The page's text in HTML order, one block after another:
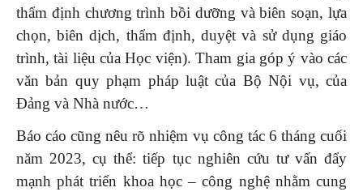
thẩm định chương trình bồi dưỡng và biên soạn, lựa
chọn, biên dịch, thẩm định, duyệt và sử dụng giáo
trình, tài liệu của Học viện). Tham gia góp ý vào các
văn bản quy phạm pháp luật của Bộ Nội vụ, của
Đảng và Nhà nước…
Báo cáo cũng nêu rõ nhiệm vụ công tác 6 tháng cuối
năm 2023, cụ thể: tiếp tục nghiên cứu tư vấn đẩy
mạnh phát triển khoa học – công nghệ nhằm cung